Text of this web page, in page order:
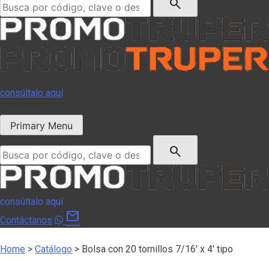
consúltalo aquí
Primary Menu
search
consúltalo aquí
Contáctanos
mail
Home > Catálogo > Bolsa con 20 tornillos 7/16′ x 4′ tipo